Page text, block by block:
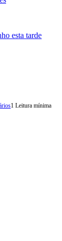
esta tarde
1 Leitura mínima